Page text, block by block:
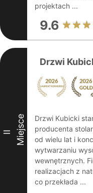
projektach ...
9.6
II Miejsce
Drzwi
Drzwi Kubicki
producenta
od wielu lat i
wytwarzaniu
wewnętrznych.
realizacjach z
co przekłada ...